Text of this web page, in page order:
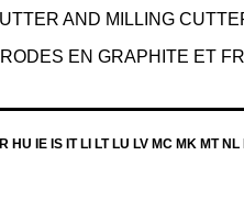
AND MILLING
EN GRAPHITE ET
IE IS IT LI LT LU LV MC MK MT NL